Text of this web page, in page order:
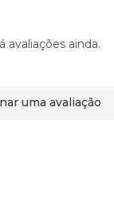
avaliações ainda.
uma avaliação